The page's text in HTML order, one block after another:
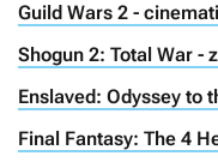
Guild Wars 2 -
Shogun 2: Total War -
Enslaved: Odyssey to
Final Fantasy: The 4